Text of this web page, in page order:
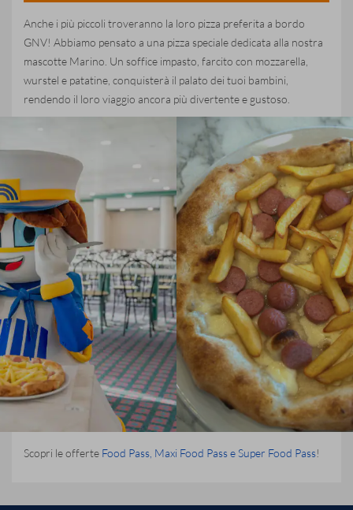
Anche i più piccoli troveranno la loro pizza preferita a bordo
GNV! Abbiamo pensato a una pizza speciale dedicata alla nostra
mascotte Marino. Un soffice impasto, farcito con mozzarella,
wurstel e patatine, conquisterà il palato dei tuoi bambini,
rendendo il loro viaggio ancora più divertente e gustoso.
Scopri le offerte Food Pass, Maxi Food Pass e Super Food Pass!